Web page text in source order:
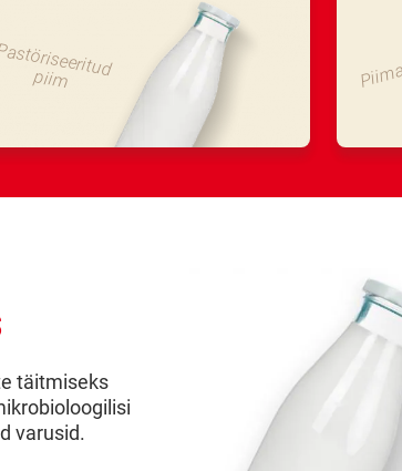
piim
täitmiseks
varusid.